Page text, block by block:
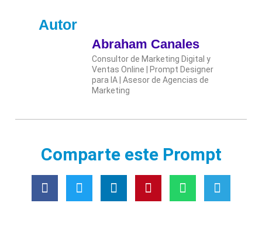
Autor
Abraham Canales
Consultor de Marketing Digital y
Ventas Online | Prompt Designer
para IA | Asesor de Agencias de
Marketing
Comparte este Prompt